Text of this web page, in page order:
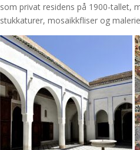
som privat residens på 1900-tallet,
stukkaturer, mosaikkfliser og